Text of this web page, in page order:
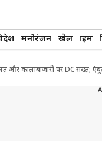
मनोरंजन खेल क्राइम
और कालाबाजारी पर DC सख्त;
---